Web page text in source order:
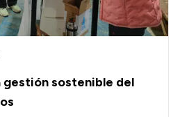
gestión sostenible del